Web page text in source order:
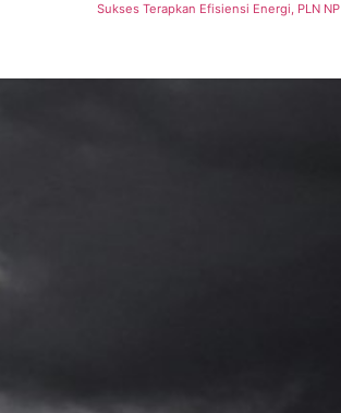
Sukses Terapkan Efisiensi Energi, PLN